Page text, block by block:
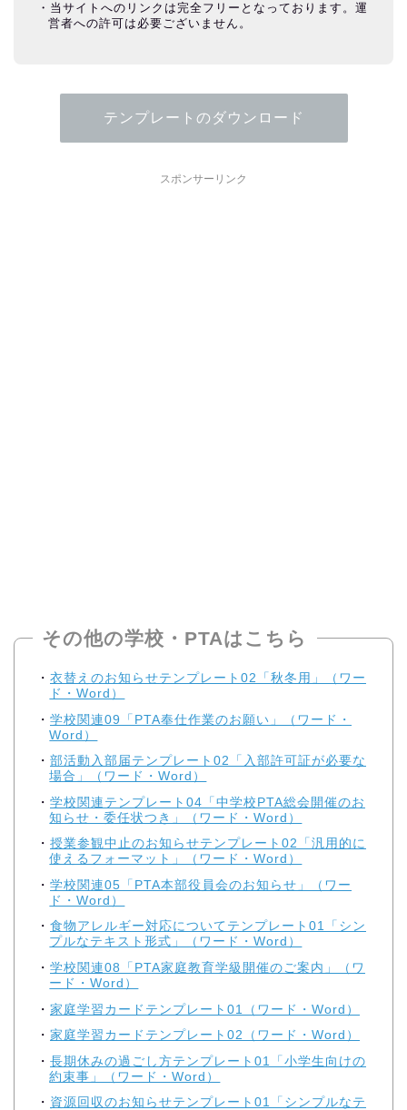
当サイトへのリンクは完全フリーとなっております。運
営者への許可は必要ございません。
テンプレートのダウンロード
スポンサーリンク
その他の学校・PTAはこちら
衣替えのお知らせテンプレート02「秋冬用」（ワー
ド・Word）
学校関連09「PTA奉仕作業のお願い」（ワード・
Word）
部活動入部届テンプレート02「入部許可証が必要な
場合」（ワード・Word）
学校関連テンプレート04「中学校PTA総会開催のお
知らせ・委任状つき」（ワード・Word）
授業参観中止のお知らせテンプレート02「汎用的に
使えるフォーマット」（ワード・Word）
学校関連05「PTA本部役員会のお知らせ」（ワー
ド・Word）
食物アレルギー対応についてテンプレート01「シン
プルなテキスト形式」（ワード・Word）
学校関連08「PTA家庭教育学級開催のご案内」（ワ
ード・Word）
家庭学習カードテンプレート01（ワード・Word）
家庭学習カードテンプレート02（ワード・Word）
長期休みの過ごし方テンプレート01「小学生向けの
約束事」（ワード・Word）
資源回収のお知らせテンプレート01「シンプルなテ